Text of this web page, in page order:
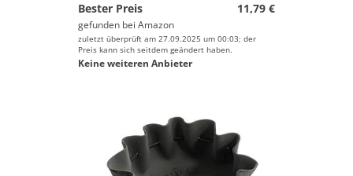
Bester Preis
11,79 €
gefunden bei Amazon
zuletzt überprüft am 27.09.2025 um 00:03; der
Preis kann sich seitdem geändert haben.
Keine weiteren Anbieter